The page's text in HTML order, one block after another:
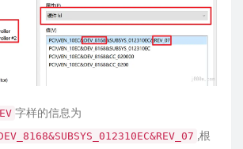
字样的信息为
,根